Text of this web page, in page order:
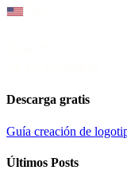
Teléfono
Descarga gratis
Guía creación de
Últimos Posts